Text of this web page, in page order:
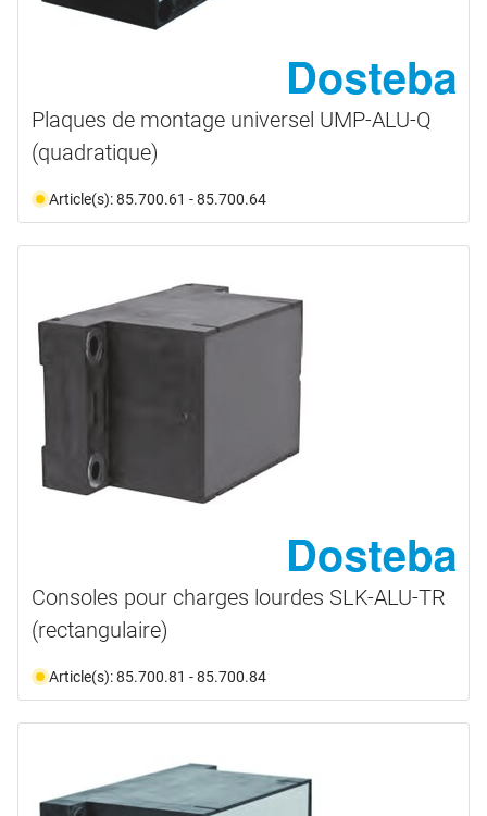
Plaques de montage universel UMP-ALU-Q
(quadratique)
Article(s): 85.700.61 - 85.700.64
Consoles pour charges lourdes SLK-ALU-TR
(rectangulaire)
Article(s): 85.700.81 - 85.700.84